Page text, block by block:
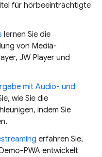
für hörbeeinträchtigte
lernen Sie die
von Media-
JW Player und
mit Audio- und
wie Sie die
indem Sie
erfahren Sie,
PWA entwickelt